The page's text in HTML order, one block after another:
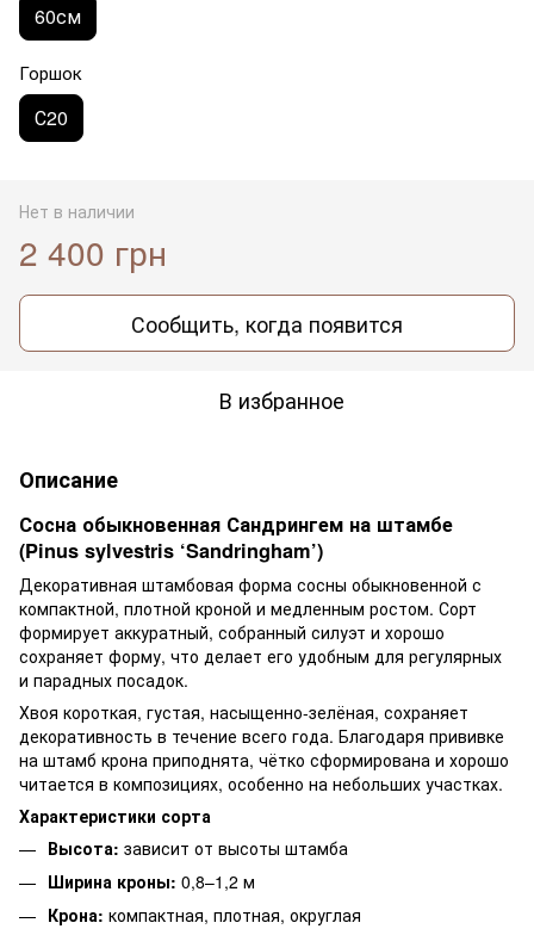
60см
Горшок
С20
Нет в наличии
2 400 грн
Сообщить, когда появится
В избранное
Описание
Сосна обыкновенная Сандрингем на штамбе
(Pinus sylvestris ‘Sandringham’)
Декоративная штамбовая форма сосны обыкновенной с
компактной, плотной кроной и медленным ростом. Сорт
формирует аккуратный, собранный силуэт и хорошо
сохраняет форму, что делает его удобным для регулярных
и парадных посадок.
Хвоя короткая, густая, насыщенно-зелёная, сохраняет
декоративность в течение всего года. Благодаря прививке
на штамб крона приподнята, чётко сформирована и хорошо
читается в композициях, особенно на небольших участках.
Характеристики сорта
Высота: зависит от высоты штамба
Ширина кроны: 0,8–1,2 м
Крона: компактная, плотная, округлая